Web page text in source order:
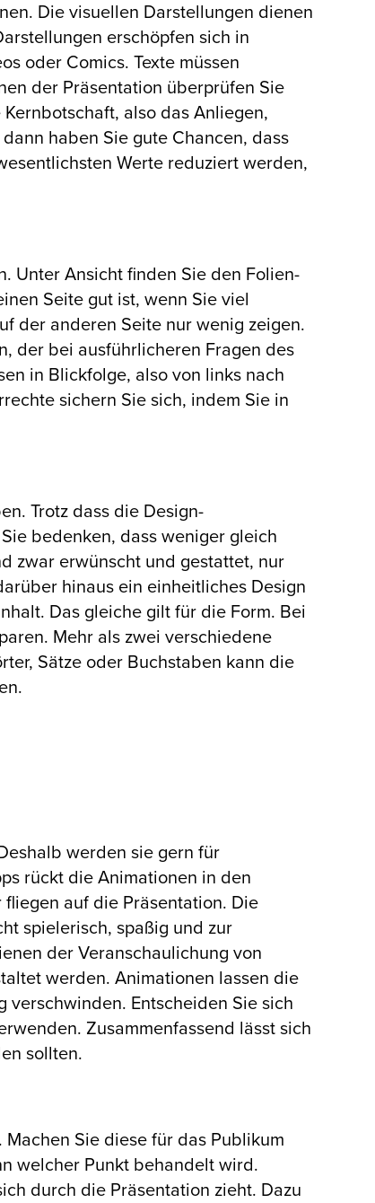
Die visuellen Darstellungen dienen
erschöpfen sich in
oder Comics. Texte müssen
der Präsentation überprüfen Sie
also das Anliegen,
haben Sie gute Chancen, dass
Werte reduziert werden,
Unter Ansicht finden Sie den Folien-
Seite gut ist, wenn Sie viel
der anderen Seite nur wenig zeigen.
der bei ausführlicheren Fragen des
in Blickfolge, also von links nach
sichern Sie sich, indem Sie in
Trotz dass die Design-
bedenken, dass weniger gleich
zwar erwünscht und gestattet, nur
hinaus ein einheitliches Design
Das gleiche gilt für die Form. Bei
Mehr als zwei verschiedene
Sätze oder Buchstaben kann die
werden sie gern für
rückt die Animationen in den
auf die Präsentation. Die
spielerisch, spaßig und zur
der Veranschaulichung von
werden. Animationen lassen die
Entscheiden Sie sich
Zusammenfassend lässt sich
sollten.
Sie diese für das Publikum
welcher Punkt behandelt wird.
durch die Präsentation zieht. Dazu